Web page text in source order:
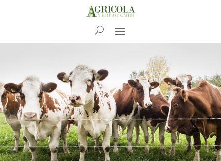
News